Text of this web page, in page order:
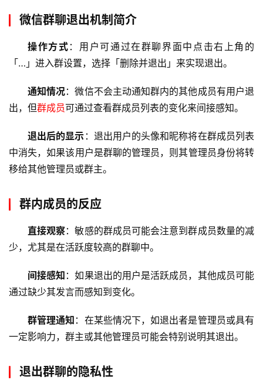
首
微信群聊退出机制简介
操作方式 ：用户可通过在群聊界面中点击右上角的
「…」进入群设置，选择「删除并退出」来实现退出。
通知情况：微信不会主动通知群内的其他成员有用户退
出，但群成员可通过查看群成员列表的变化来间接感知。
退出后的显示 ：退出用户的头像和昵称将在群成员列表
中消失，如果该用户是群聊的管理员，则其管理员身份将转
移给其他管理员或群主。
群内成员的反应
直接观察：敏感的群成员可能会注意到群成员数量的减
少，尤其是在活跃度较高的群聊中。
间接感知 ：如果退出的用户是活跃成员，其他成员可能
通过缺少其发言而感知到变化。
群管理通知 ：在某些情况下，如退出者是管理员或具有
一定影响力，群主或其他管理员可能会特别说明其退出。
退出群聊的隐私性